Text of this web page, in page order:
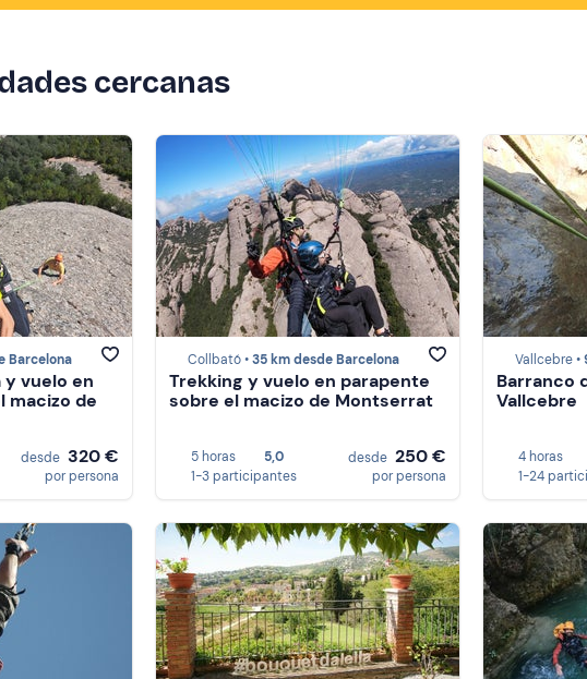
cercanas
Barcelona
y vuelo en
macizo de
desde 320 €
por persona
Collbató •35 km desde Barcelona
Trekking y vuelo en parapente
sobre el macizo de Montserrat
5 horas
5,0
1-3 participantes
desde 250 €
por persona
Vallcebre •
Barranco
Vallcebre
4 horas
1-24